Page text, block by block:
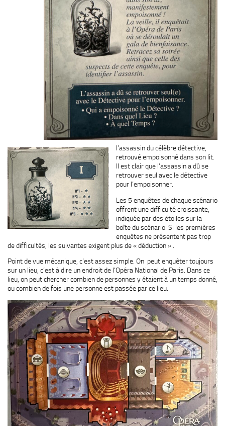
l’assassin du célèbre détective,
retrouvé empoisonné dans son lit.
Il est clair que l’assassin a dû se
retrouver seul avec le détective
pour l’empoisonner.
Les 5 enquêtes de chaque scénario
offrent une difficulté croissante,
indiquée par des étoiles sur la
boîte du scénario. Si les premières
enquêtes ne présentent pas trop
de difficultés, les suivantes exigent plus de « déduction » .
Point de vue mécanique, c’est assez simple. On peut enquêter toujours
sur un lieu, c’est à dire un endroit de l’Opéra National de Paris. Dans ce
lieu, on peut chercher combien de personnes y étaient à un temps donné,
ou combien de fois une personne est passée par ce lieu.